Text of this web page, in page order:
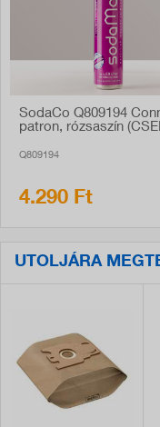
SodaCo Q809194
patron, rózsaszín
Q809194
4.290 Ft
UTOLJÁRA